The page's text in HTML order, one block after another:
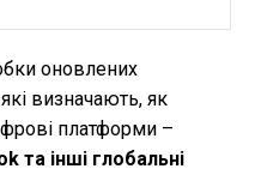
оновлених
визначають, як
платформи –
та інші глобальні